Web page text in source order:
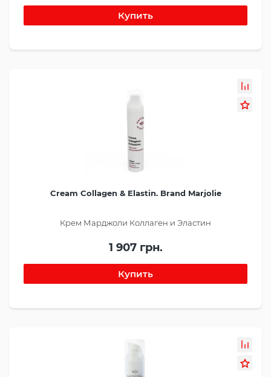
Cream Collagen & Elastin. Brand Marjolie
Крем Марджоли Коллаген и Эластин
1 907 грн.